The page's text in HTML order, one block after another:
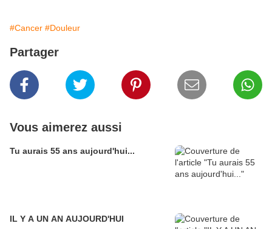
#Cancer #Douleur
Partager
Vous aimerez aussi
Tu aurais 55 ans aujourd'hui...
IL Y A UN AN AUJOURD'HUI